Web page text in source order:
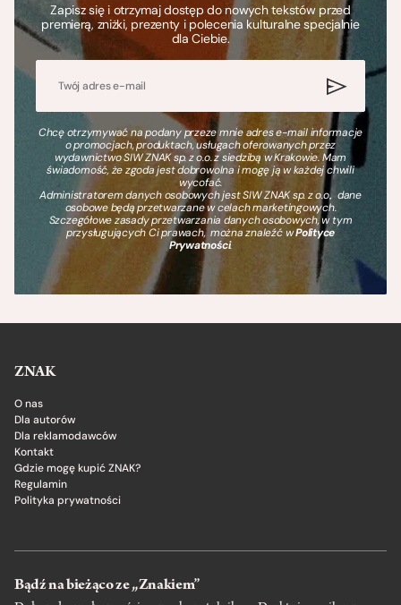
Zapisz się i otrzymaj dostęp do nowych tekstów przed
premierą, zniżki, prezenty i polecenia kulturalne specjalnie
dla Ciebie.
Chcę otrzymywać na podany przeze mnie adres e-mail informacje
o promocjach, produktach, usługach oferowanych przez
wydawnictwo SIW ZNAK sp. z o.o. z siedzibą w Krakowie. Mam
świadomość, że zgoda jest dobrowolna i mogę ją w każdej chwili
wycofać.
Administratorem danych osobowych jest SIW ZNAK sp. z o.o., dane
osobowe będą przetwarzane w celach marketingowych.
Szczegółowe zasady przetwarzania danych osobowych, w tym
przysługujących Ci prawach, można znaleźć wPolityce
Prywatności.
ZNAK
O nas
Dla autorów
Dla reklamodawców
Kontakt
Gdzie mogę kupić ZNAK?
Regulamin
Polityka prywatności
Bądź na bieżąco ze „Znakiem”